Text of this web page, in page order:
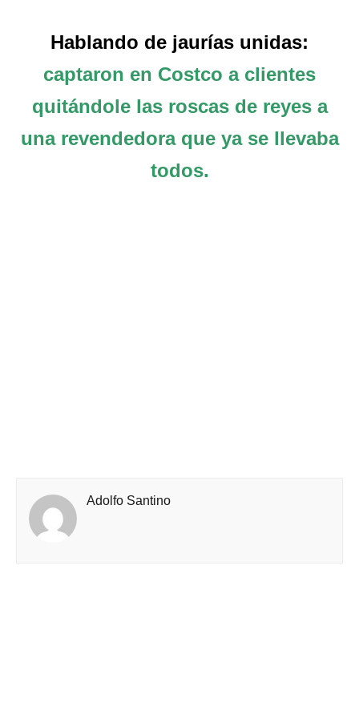
Hablando de jaurías unidas:
captaron en Costco a clientes
quitándole las roscas de reyes a
una revendedora que ya se llevaba
todos.
Adolfo Santino